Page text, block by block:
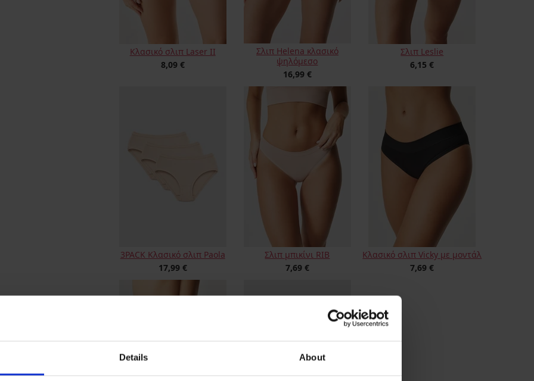
Details About
Κλασικό σλιπ Laser II
8,09 €
Σλιπ Helena κλασικό
ψηλόμεσο
16,99 €
Σλιπ Leslie
6,15 €
3PACK Κλασικό σλιπ Paola
17,99 €
Σλιπ μπικίνι RIB
7,69 €
Κλασικό σλιπ Vicky με μοντάλ
7,69 €